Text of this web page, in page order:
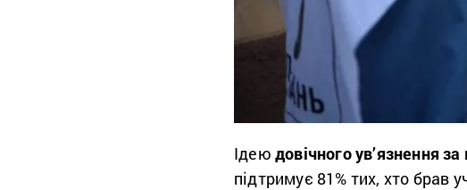
Ідею довічного ув’язнення
підтримує 81% тих, хто брав